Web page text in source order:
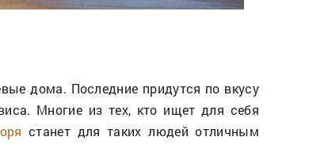
дома. Последние придутся по вкусу
Многие из тех, кто ищет для себя
станет для таких людей отличным